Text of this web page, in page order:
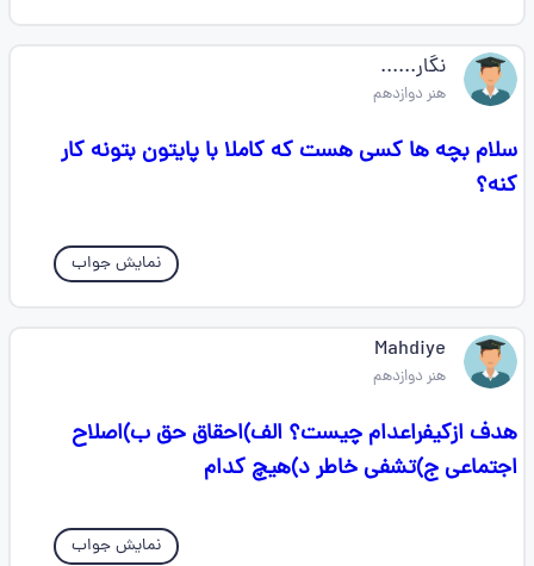
نگار......
هنر دوازدهم
سلام بچه ها کسی هست که کاملا با پایتون بتونه کار
کنه؟
نمایش جواب
Mahdiye
هنر دوازدهم
هدف ازکیفراعدام چیست؟ الف)احقاق حق ب)اصلاح
اجتماعی ج)تشفی خاطر د)هیچ کدام
نمایش جواب